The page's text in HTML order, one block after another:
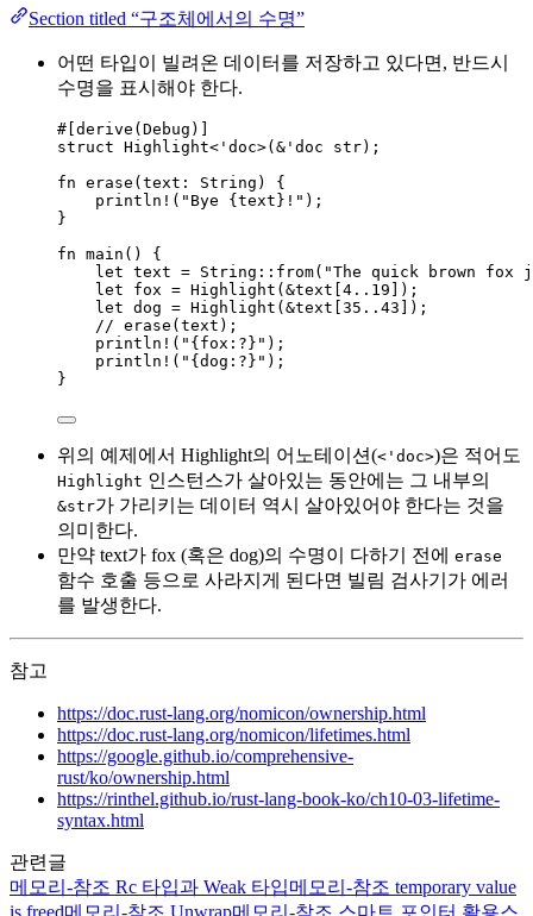
Section titled “구조체에서의 수명”
어떤 타입이 빌려온 데이터를 저장하고 있다면, 반드시
수명을 표시해야 한다.
#[derive(Debug)]
struct Highlight<'doc>( & 'doc str);
fn erase ( text :
String) {
println! ( " Bye {text}! " );
}
fn main () {
let text = String :: from( "The quick brown fox
let
fox = Highlight ( &text 4 .. 19 ]);
let dog = Highlight ( &text 35 .. 43 ]);
// erase(text);
println! ( " {fox:?} " );
println! ( " {dog:?} " );
}
위의 예제에서 Highlight의 어노테이션(<'doc>)은 적어도
Highlight 인스턴스가 살아있는 동안에는 그 내부의
&str가 가리키는 데이터 역시 살아있어야 한다는 것을
의미한다.
만약 text가 fox (혹은 dog)의 수명이 다하기 전에 erase
함수 호출 등으로 사라지게 된다면 빌림 검사기가 에러
를 발생한다.
참고
https://doc.rust-lang.org/nomicon/ownership.html
https://doc.rust-lang.org/nomicon/lifetimes.html
https://google.github.io/comprehensive-
rust/ko/ownership.html
https://rinthel.github.io/rust-lang-book-ko/ch10-03-lifetime-
syntax.html
관련글
메모리-참조 Rc 타입과 Weak 타입메모리-참조 temporary value
is freed메모리-참조 Unwrap메모리-참조 스마트 포인터 활용스